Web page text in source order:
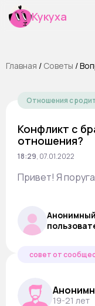
Кукуха
Главная / Cоветы /
Отношения с
Конфликт с
отношения?
18:29, 07.01.2022
Привет! Я
Анонимный
совет от
19-21 лет